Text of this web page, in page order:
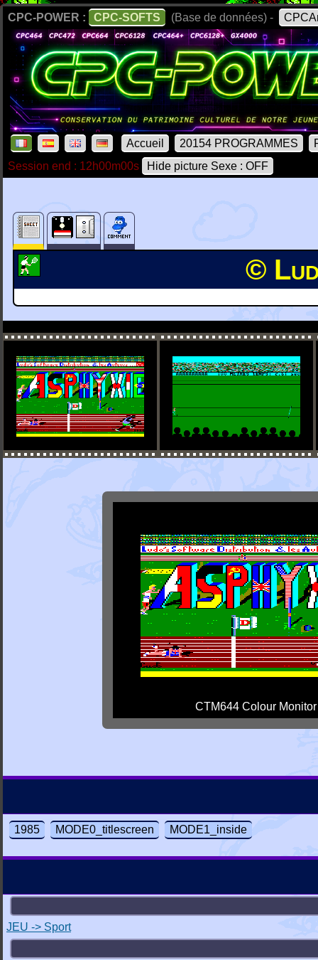
CPC-POWER : CPC-SOFTS (Base de données) -
Accueil 20154 PROGRAMMES
Session end : 12h00m00s
Hide picture Sexe : OFF
©
CTM644 Colour Monitor
1985 MODE0_titlescreen MODE1_inside
JEU -> Sport